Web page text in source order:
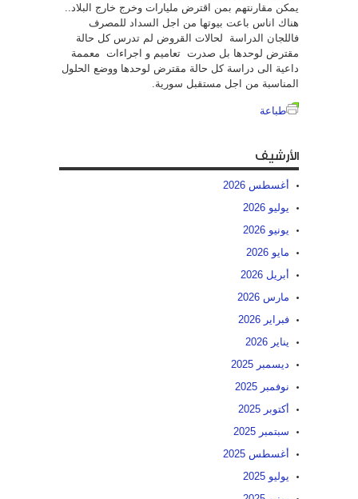
يمكن مقارنتهم بمن اقترض مليارات وخرج خارج البلاد..
هناك اناس باعت بيوتها من اجل السداد للمصرف
فاللجان الدراسة لحالات القروض لم تدرس كل حالة
مقترض لوحدها بل صدرت تعاميم و اجراءات معممة
داعية الى دراسة كل حالة مقترض لوحدها ووضع الحلول
المناسبة من اجل مستقبل سورية.
طباعة
الأرشيف
أغسطس 2026
يوليو 2026
يونيو 2026
مايو 2026
أبريل 2026
مارس 2026
فبراير 2026
يناير 2026
ديسمبر 2025
نوفمبر 2025
أكتوبر 2025
سبتمبر 2025
أغسطس 2025
يوليو 2025